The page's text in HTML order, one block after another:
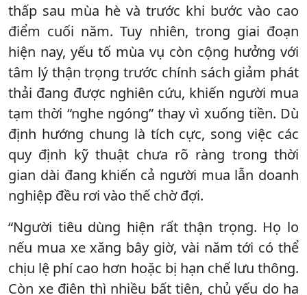
thấp sau mùa hè và trước khi bước vào cao
điểm cuối năm. Tuy nhiên, trong giai đoạn
hiện nay, yếu tố mùa vụ còn cộng hưởng với
tâm lý thận trọng trước chính sách giảm phát
thải đang được nghiên cứu, khiến người mua
tạm thời “nghe ngóng” thay vì xuống tiền. Dù
định hướng chung là tích cực, song việc các
quy định kỹ thuật chưa rõ ràng trong thời
gian dài đang khiến cả người mua lẫn doanh
nghiệp đều rơi vào thế chờ đợi.
“Người tiêu dùng hiện rất thận trọng. Họ lo
nếu mua xe xăng bây giờ, vài năm tới có thể
chịu lệ phí cao hơn hoặc bị hạn chế lưu thông.
Còn xe điện thì nhiều bất tiện, chủ yếu do hạ